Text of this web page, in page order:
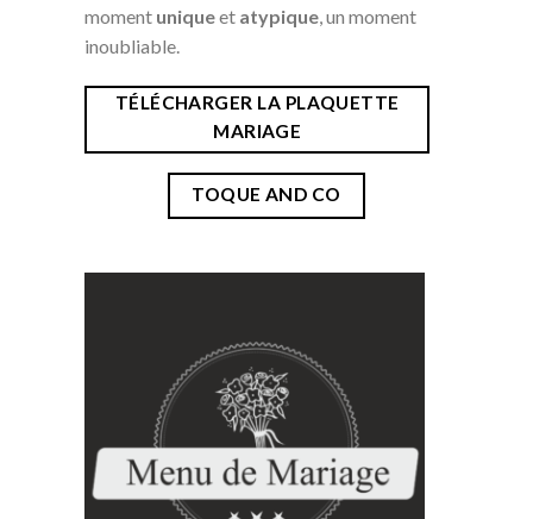
moment uniqueet atypique, un moment
inoubliable.
TÉLÉCHARGER LA PLAQUETTE
MARIAGE
TOQUE AND CO